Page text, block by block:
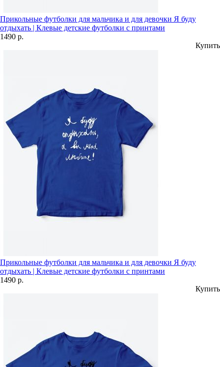
Прикольные футболки для мальчика и для девочки Я буду
отдыхать | Клевые детские футболки с принтами
1490 р.
Купить
Прикольные футболки для мальчика и для девочки Я буду
отдыхать | Клевые детские футболки с принтами
1490 р.
Купить